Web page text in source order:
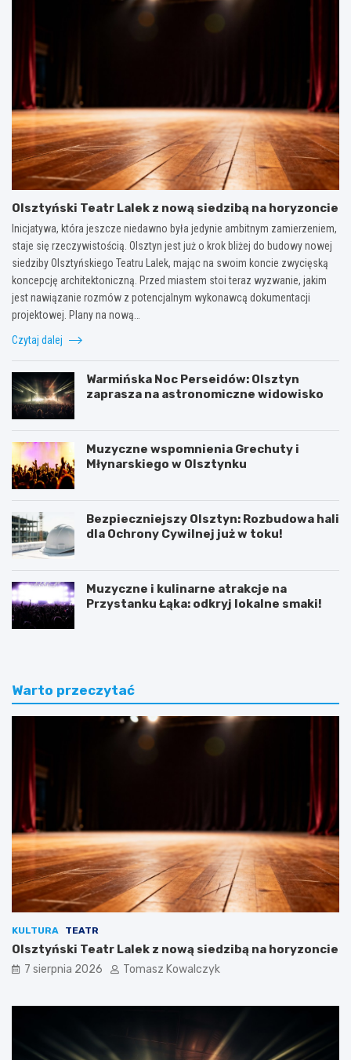
Olsztyński Teatr Lalek z nową siedzibą na horyzoncie
Inicjatywa, która jeszcze niedawno była jedynie ambitnym zamierzeniem,
staje się rzeczywistością. Olsztyn jest już o krok bliżej do budowy nowej
siedziby Olsztyńskiego Teatru Lalek, mając na swoim koncie zwycięską
koncepcję architektoniczną. Przed miastem stoi teraz wyzwanie, jakim
jest nawiązanie rozmów z potencjalnym wykonawcą dokumentacji
projektowej. Plany na nową…
Czytaj dalej
Warmińska Noc Perseidów: Olsztyn
zaprasza na astronomiczne widowisko
Muzyczne wspomnienia Grechuty i
Młynarskiego w Olsztynku
Bezpieczniejszy Olsztyn: Rozbudowa hali
dla Ochrony Cywilnej już w toku!
Muzyczne i kulinarne atrakcje na
Przystanku Łąka: odkryj lokalne smaki!
Warto przeczytać
KULTURA TEATR
Olsztyński Teatr Lalek z nową siedzibą na horyzoncie
7 sierpnia 2026 Tomasz Kowalczyk